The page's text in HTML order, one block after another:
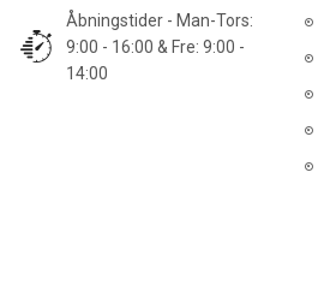
Åbningstider - Man-Tors:
9:00 - 16:00 & Fre: 9:00 -
14:00